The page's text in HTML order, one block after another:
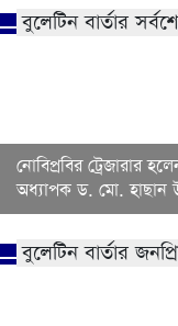
বুলেটিন বার্তার
নোবিপ্রবির ট্রেজারার
অধ্যাপক ড. মো. হাছান
বুলেটিন বার্তার